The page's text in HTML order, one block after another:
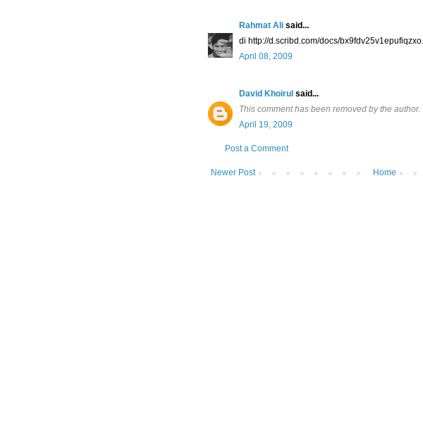
Rahmat Ali said...
di http://d.scribd.com/docs/
April 08, 2009
David Khoirul said...
This comment has been removed by the author.
April 19, 2009
Post a Comment
Newer Post Home